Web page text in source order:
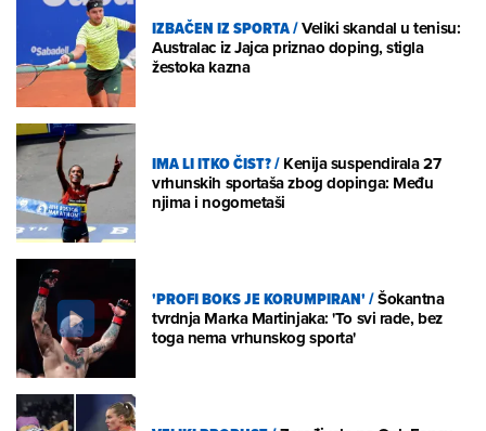
IZBAČEN IZ SPORTA/Veliki skandal u tenisu:
Australac iz Jajca priznao doping, stigla
žestoka kazna
IMA LI ITKO ČIST?/Kenija suspendirala 27
vrhunskih sportaša zbog dopinga: Među
njima i nogometaši
'PROFI BOKS JE KORUMPIRAN'/Šokantna
tvrdnja Marka Martinjaka: 'To svi rade, bez
toga nema vrhunskog sporta'